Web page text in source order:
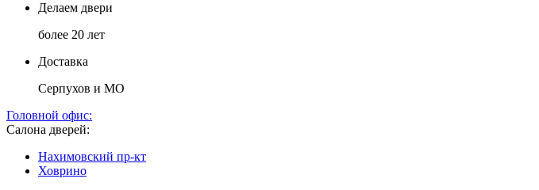
Делаем двери
более 20 лет
Доставка
Серпухов и МО
Головной офис:
Салона дверей:
Нахимовский пр-кт
Ховрино